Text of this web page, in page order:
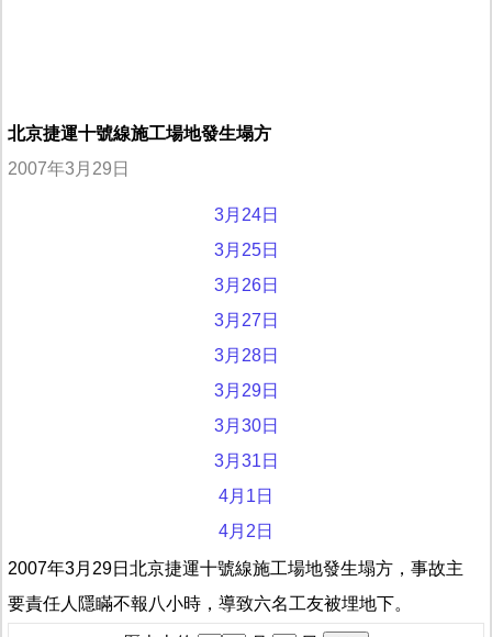
北京捷運十號線施工場地發生塌方
2007年3月29日
3月24日
3月25日
3月26日
3月27日
3月28日
3月29日
3月30日
3月31日
4月1日
4月2日
2007年3月29日北京捷運十號線施工場地發生塌方，事故主
要責任人隱瞞不報八小時，導致六名工友被埋地下。